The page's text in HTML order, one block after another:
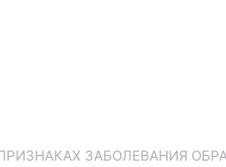
ЗАБОЛЕВАНИЯ